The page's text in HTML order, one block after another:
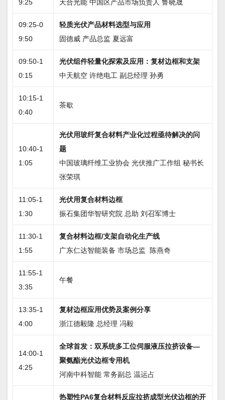
9:25 天合光能 中国区产品市场负责人 鲁晓晟
09:25-0
9:50
轻质光伏产品材料选型与应用
固德威 产品总监 夏远富
09:50-1
0:15
光伏组件轻量化探索及应用：复材边框和支架
中天航空 许绝电工 副总经理 孙勇
10:15-1
0:40
茶歇
10:40-1
1:05
光伏用玻纤复合材料产业化过程亟待解决的问
题
中国玻璃纤维工业协会 光伏推广工作组 秘书长
张荣琪
11:05-1
1:30
光伏用复合材料边框
振石集团华智研究院 总助 刘召军博士
11:30-1
1:55
复合材料边框/支架自动化生产线
广东仁达智能装备 市场总监 陈燕奇
11:55-1
3:35
午餐
13:35-1
4:00
复材边框应用优势及案例分享
浙江德毅隆 总经理 冯毅
14:00-1
4:25
全球首发：双系统多工位伺服液压拉挤设备—
聚氨酯光伏边框专用机
河南中科智能 常务副总 温运占
热塑性PA6复合材料反应拉挤成型光伏边框的开